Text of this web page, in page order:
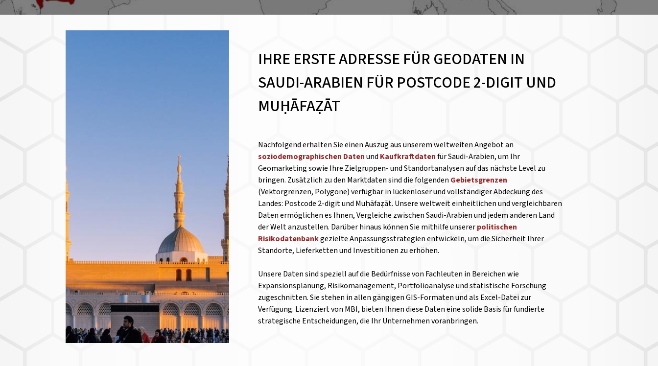
IHRE ERSTE ADRESSE FÜR GEODATEN IN
SAUDI-ARABIEN FÜR POSTCODE 2-DIGIT UND
MUḤĀFAẒĀT
Nachfolgend erhalten Sie einen Auszug aus unserem weltweiten Angebot an
soziodemographischen Datenund Kaufkraftdatenfür Saudi-Arabien, um Ihr
Geomarketing sowie Ihre Zielgruppen- und Standortanalysen auf das nächste Level zu
bringen. Zusätzlich zu den Marktdaten sind die folgenden Gebietsgrenzen
(Vektorgrenzen, Polygone) verfügbar in lückenloser und vollständiger Abdeckung des
Landes: Postcode 2-digit und Muḥāfaẓāt. Unsere weltweit einheitlichen und vergleichbaren
Daten ermöglichen es Ihnen, Vergleiche zwischen Saudi-Arabien und jedem anderen Land
der Welt anzustellen. Darüber hinaus können Sie mithilfe unsererpolitischen
Risikodatenbankgezielte Anpassungsstrategien entwickeln, um die Sicherheit Ihrer
Standorte, Lieferketten und Investitionen zu erhöhen.
Unsere Daten sind speziell auf die Bedürfnisse von Fachleuten in Bereichen wie
Expansionsplanung, Risikomanagement, Portfolioanalyse und statistische Forschung
zugeschnitten. Sie stehen in allen gängigen GIS-Formaten und als Excel-Datei zur
Verfügung. Lizenziert von MBI, bieten Ihnen diese Daten eine solide Basis für fundierte
strategische Entscheidungen, die Ihr Unternehmen voranbringen.